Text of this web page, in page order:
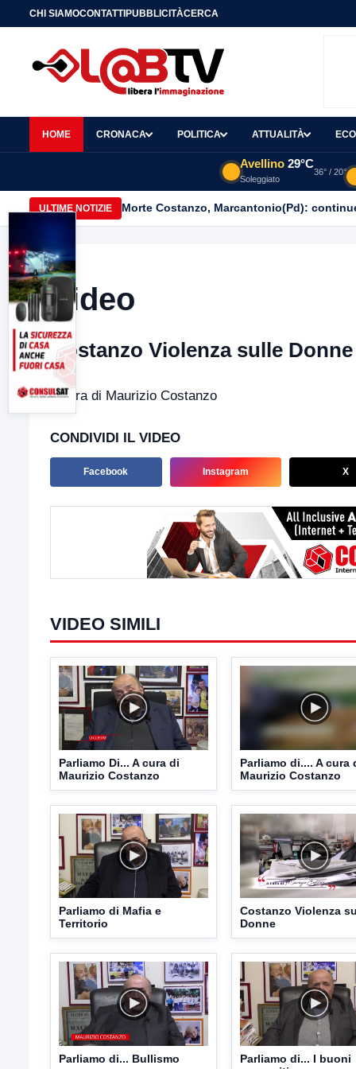
CHI SIAMOCONTATTIPUBBLICITÀCERCA
HOME CRONACA POLITICA ATTUALITÀ
Avellino 29°C
Soleggiato
36° / 20°
ULTIME NOTIZIE Morte Costanzo, Marcantonio(Pd):
Video
Costanzo Violenza sulle Donne
a cura di Maurizio Costanzo
CONDIVIDI IL VIDEO
Facebook Instagram X
VIDEO SIMILI
Parliamo Di... A cura di
Maurizio Costanzo
Parliamo di.... A cura
Maurizio Costanzo
Parliamo di Mafia e
Territorio
Costanzo Violenza
Donne
Parliamo di... Bullismo
Parliamo di... I buoni